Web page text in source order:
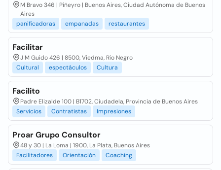
M Bravo 346 | Piñeyro | Buenos Aires, Ciudad Autónoma de Buenos
Aires
panificadoras
empanadas restaurantes
Facilitar
J M Guido 426 | 8500, Viedma, Río Negro
Cultural
espectáculos Cultura
Facilito
Padre Elizalde 100 | B1702, Ciudadela, Provincia de Buenos Aires
Servicios
Contratistas Impresiones
Proar Grupo Consultor
48 y 30 | La Loma | 1900, La Plata, Buenos Aires
Facilitadores
Orientación Coaching